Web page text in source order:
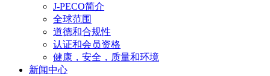
J-PECO简介
全球范围
道德和合规性
认证和会员资格
健康，安全，质量和环境
新闻中心